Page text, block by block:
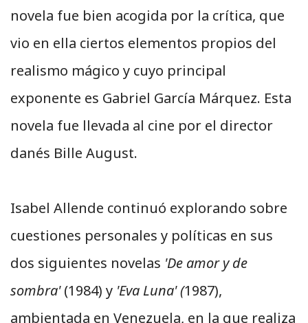
novela fue bien acogida por la crítica, que
vio en ella ciertos elementos propios del
realismo mágico y cuyo principal
exponente es Gabriel García Márquez. Esta
novela fue llevada al cine por el director
danés Bille August.
Isabel Allende continuó explorando sobre
cuestiones personales y políticas en sus
dos siguientes novelas 'De amor y de
sombra'(1984) y 'Eva Luna' (1987),
ambientada en Venezuela, en la que realiza